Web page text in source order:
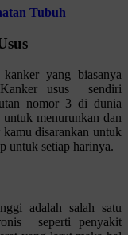
Tubuh
yang biasanya
usus sendiri
nomor 3 di dunia
menurunkan dan
disarankan untuk
untuk setiap harinya.
adalah salah satu
seperti penyakit